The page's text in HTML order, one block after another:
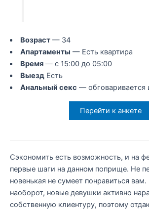
Возраст— 34
Апартаменты — Есть квартира
Время— с 15:00 до 05:00
ВыездЕсть
Анальный секс — обговаривается
Перейти к анкете
Сэкономить есть возможность, и на
первые шаги на данном поприще. Не
новенькая не сумеет понравиться вам.
наоборот, новые девушки активно
собственную клиентуру, поэтому